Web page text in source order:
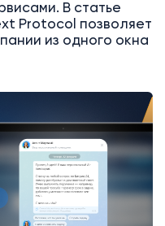
В статье
Protocol позволяет
из одного окна